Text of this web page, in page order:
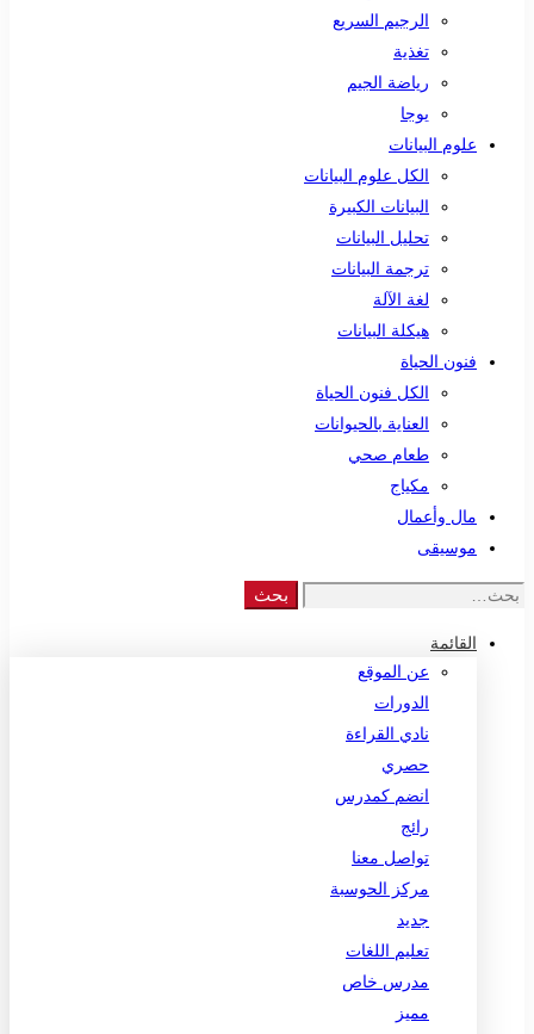
الرجيم السريع
تغذية
رياضة الجيم
يوجا
علوم البيانات
الكل علوم البيانات
البيانات الكبيرة
تحليل البيانات
ترجمة البيانات
لغة الآلة
هيكلة البيانات
فنون الحياة
الكل فنون الحياة
العناية بالحيوانات
طعام صحي
مكياج
مال وأعمال
موسيقى
Search
بحث
القائمة
عن الموقع
الدورات
نادي القراءة
حصري
انضم كمدرس
رائج
تواصل معنا
مركز الحوسبة
جديد
تعليم اللغات
مدرس خاص
مميز